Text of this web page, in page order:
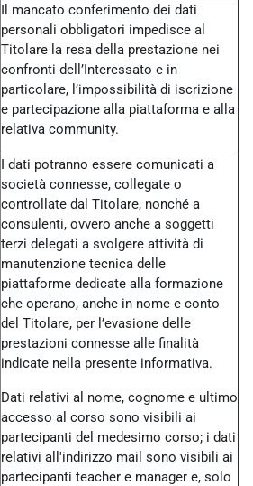
Il mancato conferimento dei dati
personali obbligatori impedisce al
Titolare la resa della prestazione nei
confronti dell’Interessato e in
particolare, l’impossibilità di iscrizione
e partecipazione alla piattaforma e alla
relativa community.
I dati potranno essere comunicati a
società connesse, collegate o
controllate dal Titolare, nonché a
consulenti, ovvero anche a soggetti
terzi delegati a svolgere attività di
manutenzione tecnica delle
piattaforme dedicate alla formazione
che operano, anche in nome e conto
del Titolare, per l’evasione delle
prestazioni connesse alle finalità
indicate nella presente informativa.
Dati relativi al nome, cognome e ultimo
accesso al corso sono visibili ai
partecipanti del medesimo corso; i dati
relativi all'indirizzo mail sono visibili ai
partecipanti teacher e manager e, solo